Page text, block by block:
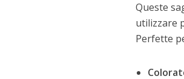
Queste
utilizzare
Perfette